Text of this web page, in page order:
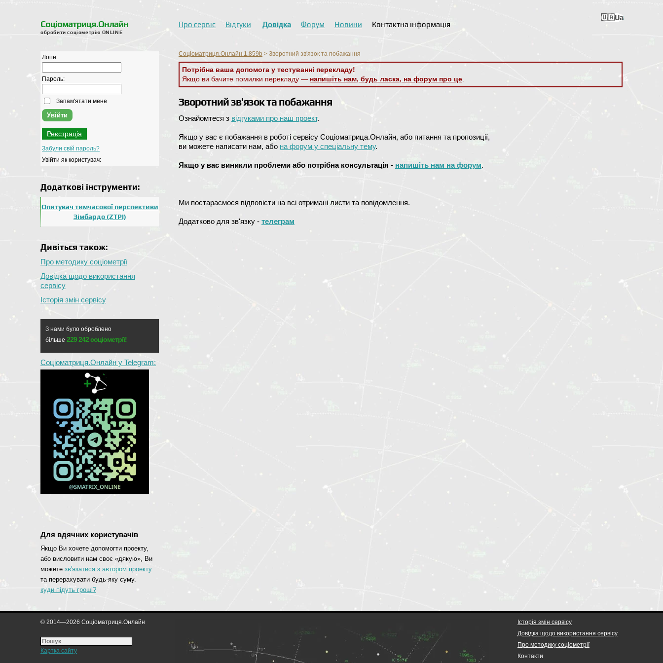
Соціоматриця.Онлайн
обробити соціометрію ONLINE
Про сервіс Відгуки Довідка Форум Новини Контактна інформація
Ua
Ru
En
Ro
Nl
Соціоматриця.Онлайн 1.859b > Зворотний зв'язок та побажання
Потрібна ваша допомога у тестуванні перекладу!
Якщо ви бачите помилки перекладу — напишіть нам, будь ласка, на форум про це
Зворотний зв'язок та побажання
Ознайомтеся з відгуками про наш проект.
Якщо у вас є побажання в роботі сервісу Соціоматрица.Онлайн, або питання та пропозиції,
ви можете написати нам, або на форум у спеціальну тему.
Якщо у вас виникли проблеми або потрібна консультація - напишіть нам на форум.
Ми постараємося відповісти на всі отримані листи та повідомлення.
Додатково для зв'язку - телеграм
Логін:
Пароль:
Запам'ятати мене
Реєстрація
Забули свій пароль?
Увійти як користувач:
Додаткові інструменти:
Опитувач тимчасової перспективи
Зімбардо (ZTPI)
Дивіться також:
Про методику соціометрії
Довідка щодо використання
сервісу
Історія змін сервісу
З нами було оброблено
більше 229 242 соціометрії!
Соціоматриця.Онлайн у Telegram:
Для вдячних користувачів
Якщо Ви хочете допомогти проекту,
або висловити нам своє «дякую», Ви
можете зв'язатися з автором проекту
та перерахувати будь-яку суму.
куди підуть гроші?
© 2014—2026 Соціоматриця.Онлайн
Картка сайту
Історія змін сервісу
Довідка щодо використання сервісу
Про методику соціометрії
Контакти